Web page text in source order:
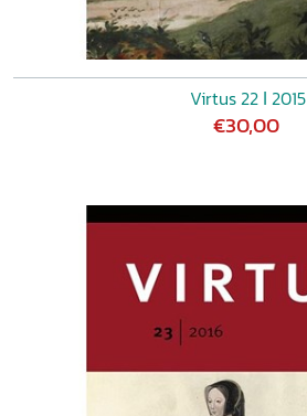
Virtus 22 ǀ 2015
€30,00